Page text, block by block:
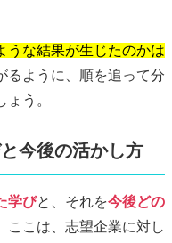
うな結果が生じたのかは
るように、順を追って分
う。
今後の活かし方
学びと、それを今後どの
ここは、志望企業に対し